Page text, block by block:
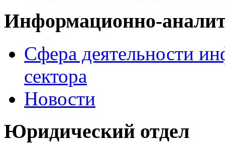
Информационно-
Сфера деятельности
сектора
Новости
Юридический отдел